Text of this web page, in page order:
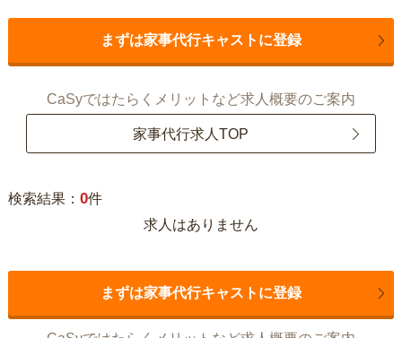
まずは家事代行キャストに登録
CaSyではたらくメリットなど求人概要のご案内
家事代行求人TOP
検索結果： 0件
求人はありません
まずは家事代行キャストに登録